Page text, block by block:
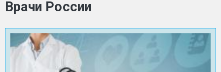
Врачи России